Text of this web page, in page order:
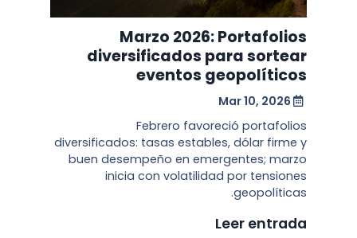
Marzo 2026: Portafolios
diversificados para sortear
eventos geopolíticos
Mar 10, 2026
Febrero favoreció portafolios
diversificados: tasas estables, dólar firme y
buen desempeño en emergentes; marzo
inicia con volatilidad por tensiones
geopolíticas.
Leer entrada